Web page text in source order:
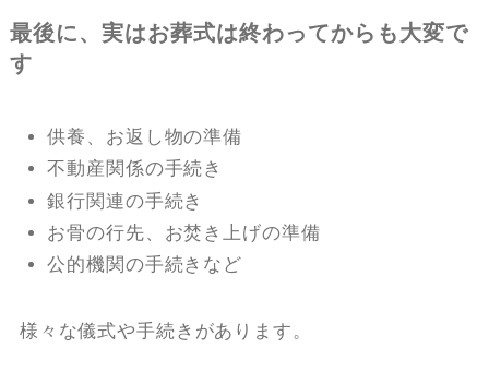
最後に、実はお葬式は終わってからも大変で
す
供養、お返し物の準備
不動産関係の手続き
銀行関連の手続き
お骨の行先、お焚き上げの準備
公的機関の手続きなど
様々な儀式や手続きがあります。